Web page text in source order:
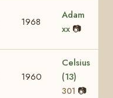
1968
Adam
xx 📷
1960
Celsius
(13)
301 📷